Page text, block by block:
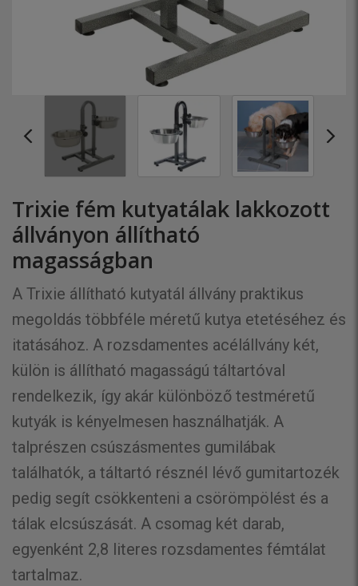
Trixie fém kutyatálak lakkozott
állványon állítható
magasságban
A Trixie állítható kutyatál állvány praktikus
megoldás többféle méretű kutya etetéséhez és
itatásához. A rozsdamentes acélállvány két,
külön is állítható magasságú táltartóval
rendelkezik, így akár különböző testméretű
kutyák is kényelmesen használhatják. A
talprészen csúszásmentes gumilábak
találhatók, a táltartó résznél lévő gumitartozék
pedig segít csökkenteni a csörömpölést és a
tálak elcsúszását. A csomag két darab,
egyenként 2,8 literes rozsdamentes fémtálat
tartalmaz.